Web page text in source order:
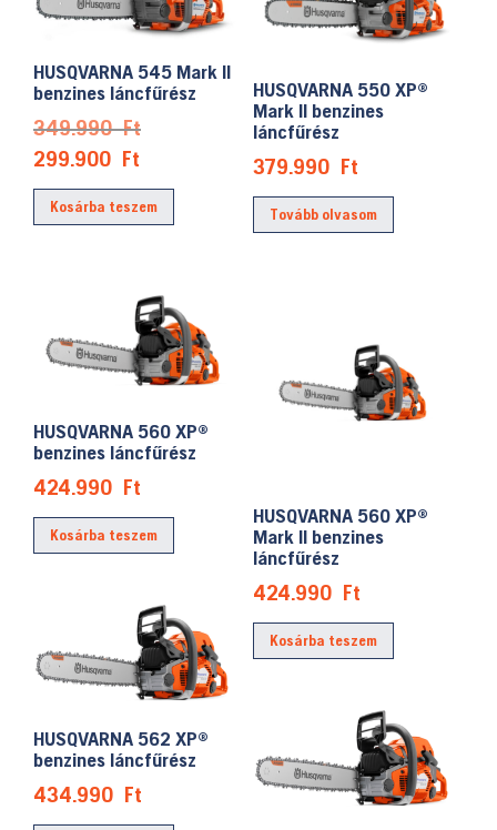
HUSQVARNA 545 Mark II
benzines láncfűrész
349.990FtOriginal
was:
349.990 Ft.
299.900 Ft
price
is:
Kosárba teszem
HUSQVARNA 550 XP®
Mark II benzines
láncfűrész
379.990 Ft
Tovább olvasom
HUSQVARNA 560 XP®
benzines láncfűrész
424.990 Ft
Kosárba teszem
HUSQVARNA 560 XP®
Mark II benzines
láncfűrész
424.990 Ft
Kosárba teszem
HUSQVARNA 562 XP®
benzines láncfűrész
434.990 Ft